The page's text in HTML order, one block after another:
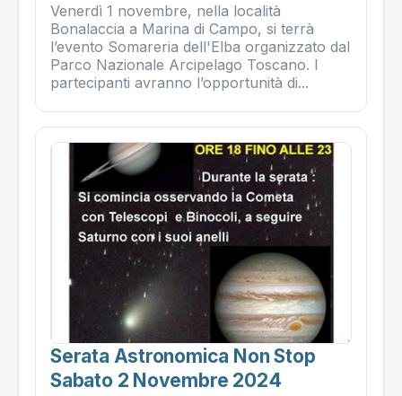
Venerdì 1 novembre, nella località
Bonalaccia a Marina di Campo, si terrà
l’evento Somareria dell'Elba organizzato dal
Parco Nazionale Arcipelago Toscano. I
partecipanti avranno l’opportunità di...
Serata Astronomica Non Stop
Sabato 2 Novembre 2024